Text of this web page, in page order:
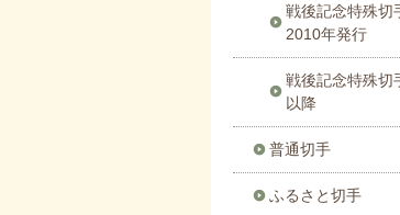
戦後記念特殊切
2010年発行
戦後記念特殊切
以降
普通切手
ふるさと切手